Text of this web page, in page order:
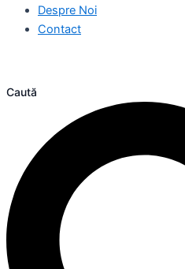
Despre Noi
Contact
Caută